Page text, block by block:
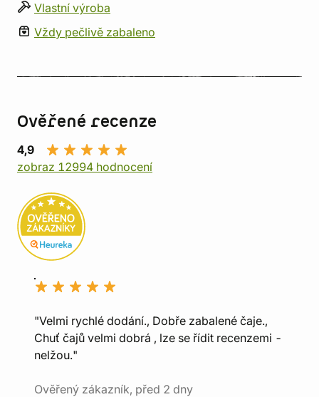
Vlastní výroba
Vždy pečlivě zabaleno
Ověřené recenze
4,9
zobraz 12994 hodnocení
"Velmi rychlé dodání., Dobře zabalené čaje.,
Chuť čajů velmi dobrá , lze se řídit recenzemi -
nelžou."
Ověřený zákazník, před 2 dny